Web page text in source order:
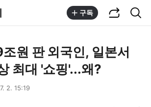
구독
원 판 외국인, 일본서
최대 '쇼핑'...왜?
2. 15:19